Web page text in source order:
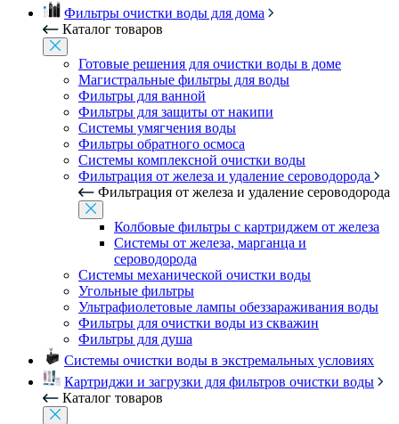
Фильтры очистки воды для дома
Каталог товаров
Готовые решения для очистки воды в доме
Магистральные фильтры для воды
Фильтры для ванной
Фильтры для защиты от накипи
Системы умягчения воды
Фильтры обратного осмоса
Системы комплексной очистки воды
Фильтрация от железа и удаление сероводорода
Фильтрация от железа и удаление сероводорода
Колбовые фильтры с картриджем от железа
Системы от железа, марганца и
сероводорода
Системы механической очистки воды
Угольные фильтры
Ультрафиолетовые лампы обеззараживания воды
Фильтры для очистки воды из скважин
Фильтры для душа
Системы очистки воды в экстремальных условиях
Картриджи и загрузки для фильтров очистки воды
Каталог товаров